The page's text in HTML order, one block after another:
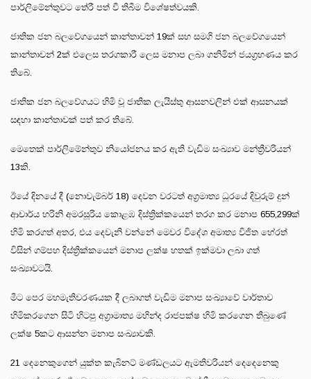
පාර්ලිමේන්තුවට තේරී පත් වී තිබීම විශේෂත්වයකි.
ජාතික ජන බලවේගයෙන් කාන්තාවන් 19ක් සහ සමගි ජන බලවේගයෙන්
කාන්තාවන් 2ක් එලෙස තරගකාරී ලෙස මනාප ලබා ගනිමින් ජයග්‍රහණය කර
තිබේ.
ජාතික ජන බලවේගයට හිමි වූ ජාතික ලැයිස්තු ආසනවලින් එක් ආසනයක්
සඳහා කාන්තාවක් පත් කර තිබේ.
මෙතෙක් පාර්ලිමේන්තුව නියෝජනය කර ඇති වැඩිම සංඛ්‍යාව මන්ත්‍රීවරියන්
13කි.
ඊයේ දිනයේ දී (නොවැම්බර් 18) දෙවන වරටත් අග්‍රමාත්‍ය ධූරයේ දිවුරුම් දුන්
ආචාර්ය හරිනි අමරසූරිය කොළඹ දිස්ත්‍රික්කයෙන් තරග කර මනාප 655,299ක්
හිමි කරගත් අතර, එය දෙවැනි වන්නේ මෙවර විදේශ අමාත්‍ය විජිත හේරත්
විසින් ගම්පහ දිස්ත්‍රික්කයෙන් මනාප ලක්ෂ හතක් ඉක්මවා ලබා ගත්
සංඛ්‍යාවටයි.
මීට පෙර මහමැතිවරණයක දී ලබාගත් වැඩිම මනාප සංඛ්‍යාවේ වාර්තාව
හිමිකරගෙන සිටි හිටපු අග්‍රාමාත්‍ය මහින්ද රාජපක්ෂ හිමි කරගෙන තිබුණේ
ලක්ෂ 5කට ආසන්න මනාප සංඛ්‍යාවකි.
21 දෙනෙකුගෙන් යුක්ත කැබිනට් මණ්ඩලයට ඇමතිවරියන් දෙදෙනෙකු